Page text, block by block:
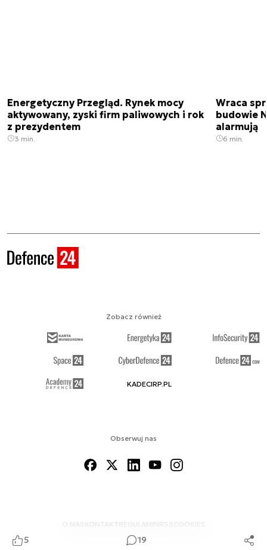
5 19
Energetyczny Przegląd. Rynek mocy
aktywowany, zyski firm paliwowych i rok
z prezydentem
3 min.
Wraca
budowie
alarmują
6 min.
Obserwuj nas
O NAS KONTAKTREGULAMINRSS COOKIES
Zobacz również
KADECIRP.PL